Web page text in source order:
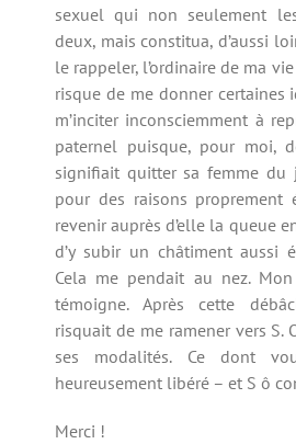
sexuel qui non seulement
deux, mais constitua, d’aussi
le rappeler, l’ordinaire de ma
risque de me donner certaines
m’inciter inconsciemment à
paternel puisque, pour moi,
signifiait quitter sa femme du
pour des raisons proprement
revenir auprès d’elle la queue
d’y subir un châtiment aussi
Cela me pendait au nez.
témoigne. Après cette
risquait de me ramener vers S.
ses modalités. Ce dont
heureusement libéré – et S ô
Merci !